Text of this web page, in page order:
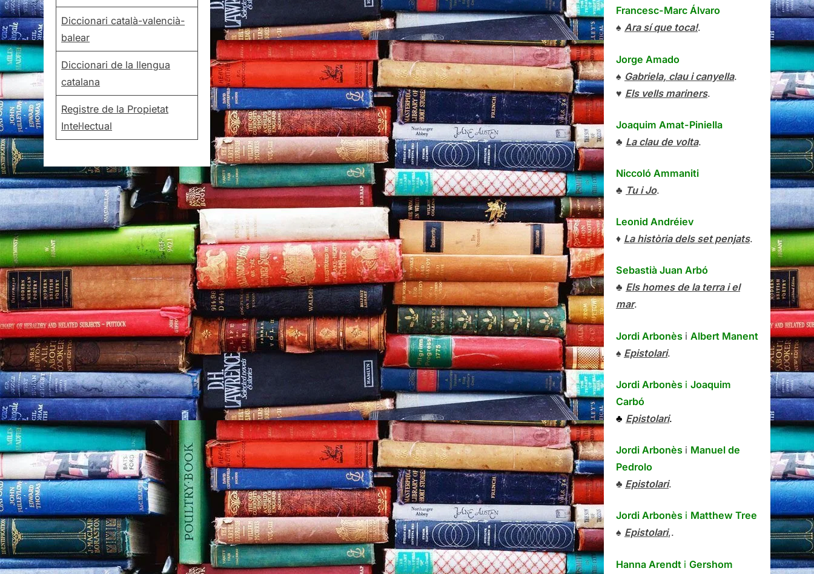
Diccionari català-valencià-
balear
Diccionari de la llengua
catalana
Registre de la Propietat
Intel·lectual
Francesc-Marc Álvaro
♠ Ara sí que toca!.
Jorge Amado
♠ Gabriela, clau i canyella.
♥ Els vells mariners.
Joaquim Amat-Piniella
♣ La clau de volta.
Niccoló Ammaniti
♣ Tu i Jo.
Leonid Andréiev
♦ La història dels set penjats.
Sebastià Juan Arbó
♣ Els homes de la terra i el
mar.
Jordi Arbonès i Albert Manent
♠ Epistolari.
Jordi Arbonès i Joaquim
Carbó
♣ Epistolari.
Jordi Arbonès i Manuel de
Pedrolo
♣ Epistolari.
Jordi Arbonès i Matthew Tree
♠ Epistolari,.
Hanna Arendt i Gershom